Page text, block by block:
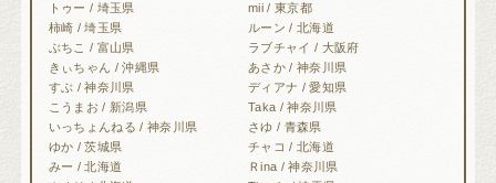
トゥー / 埼玉県
mii / 東京都
柿崎 / 埼玉県
ルーン / 北海道
ぶちこ / 富山県
ラブチャイ / 大阪府
きぃちゃん / 沖縄県
あさか / 神奈川県
すぶ / 神奈川県
ディアナ / 愛知県
こうまお / 新潟県
Taka / 神奈川県
いっちょんねる / 神奈川県
さゆ / 青森県
ゆか / 茨城県
チャコ / 北海道
みー / 北海道
Ｒina / 神奈川県